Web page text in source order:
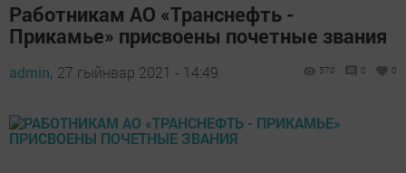
Работникам АО «Транснефть -
Прикамье» присвоены почетные звания
admin, 27 гыйнвар 2021 - 14:49 570 0 0